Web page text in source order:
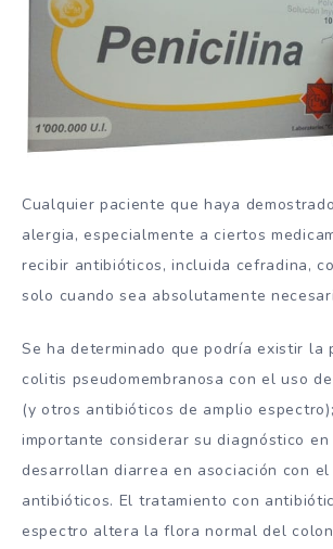
Cualquier paciente que haya
alergia, especialmente a ciertos
recibir antibióticos, incluida cefradina,
solo cuando sea absolutamente
Se ha determinado que podría existir la
colitis pseudomembranosa con el uso
(y otros antibióticos de amplio
importante considerar su diagnóstico
desarrollan diarrea en asociación con el
antibióticos. El tratamiento con
espectro altera la flora normal del